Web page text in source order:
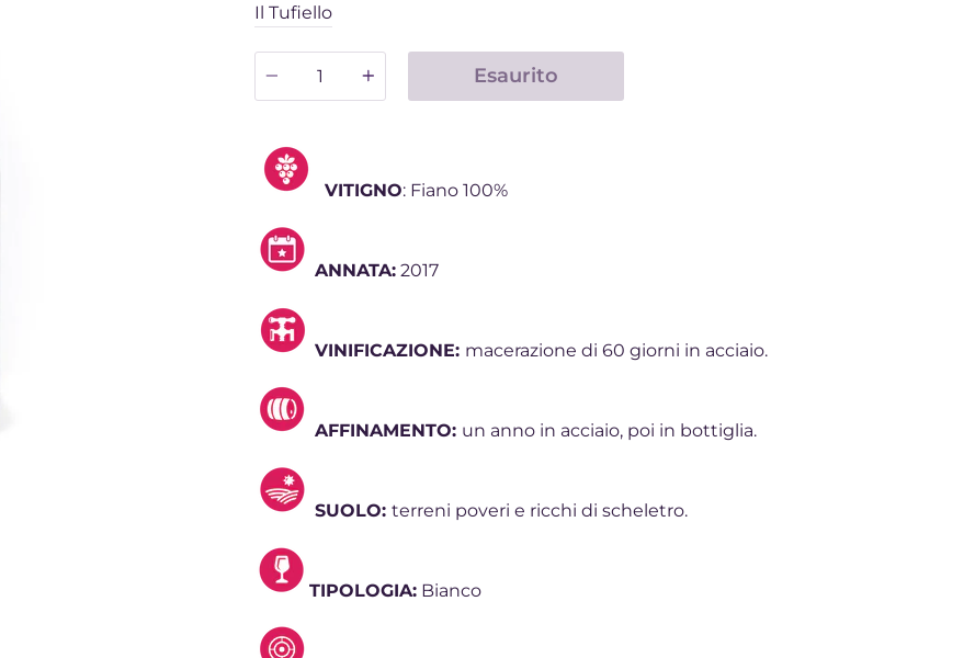
Il Tufiello
Quantità
Esaurito
VITIGNO: Fiano 100%
ANNATA: 2017
VINIFICAZIONE: macerazione di 60 giorni in acciaio.
AFFINAMENTO: un anno in acciaio, poi in bottiglia.
SUOLO: terreni poveri e ricchi di scheletro.
TIPOLOGIA: Bianco